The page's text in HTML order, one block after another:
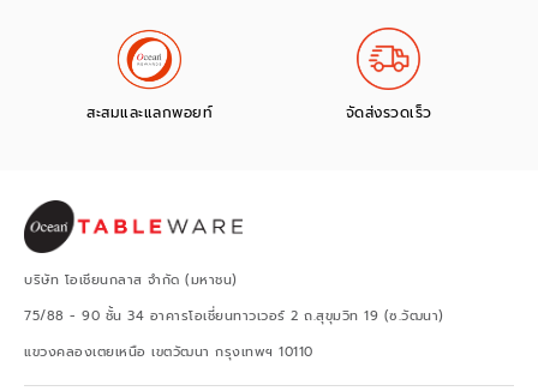
สะสมและแลกพอยท์ จัดส่งรวดเร็ว
บริษัท โอเชียนกลาส จำกัด (มหาชน)
75/88 - 90 ชั้น 34 อาคารโอเชี่ยนทาวเวอร์ 2 ถ.สุขุมวิท 19 (ซ.วัฒนา)
แขวงคลองเตยเหนือ เขตวัฒนา กรุงเทพฯ 10110